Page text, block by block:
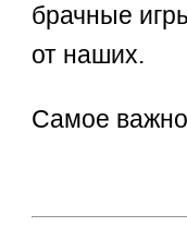
брачные
от наших.
Самое